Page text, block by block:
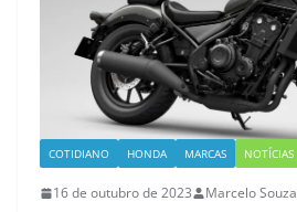
COTIDIANO HONDA MARCAS NOTÍCIAS
16 de outubro de 2023 Marcelo Souza